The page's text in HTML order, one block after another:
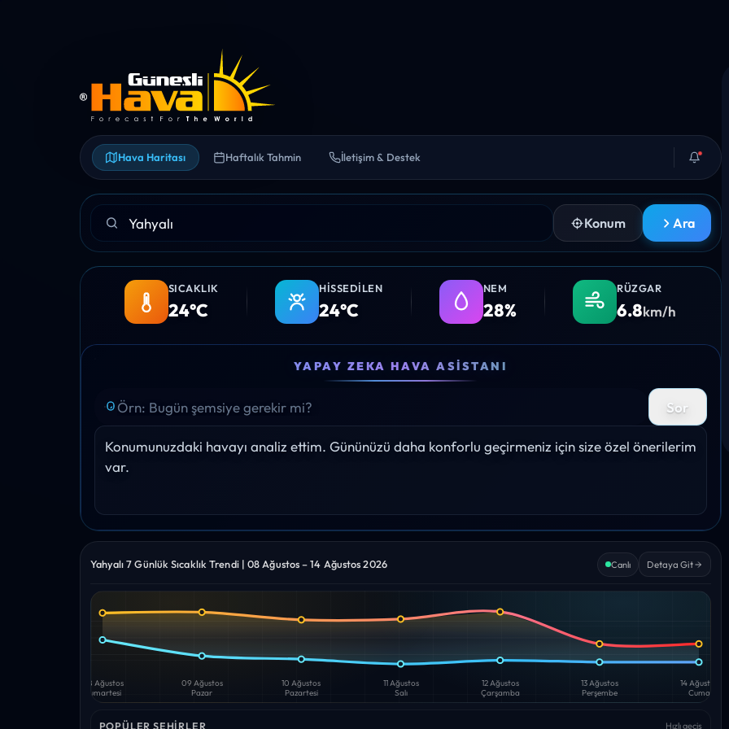
Hava Haritası Haftalık Tahmin İletişim & Destek
Konum Ara
SICAKLIK
24°C
HISSEDILEN
24°C
NEM
28%
RÜZGAR
6.8km/h
YAPAY ZEKA HAVA ASISTANI
Sor
Konumunuzdaki havayı analiz ettim. Gününüzü daha konforlu geçirmeniz için size özel önerilerim
var.
Yahyalı 7 Günlük Sıcaklık Trendi | 08 Ağustos – 14 Ağustos 2026 Canlı Detaya Git
08 Ağustos
Cumartesi
09 Ağustos
Pazar
10 Ağustos
Pazartesi
11 Ağustos
Salı
12 Ağustos
Çarşamba
13 Ağustos
Perşembe
14 Ağustos
Cuma
POPÜLER ŞEHIRLER Hızlı geçiş
04:00
18°
05:00
Yağış: 0%
06:00
Yağış: 0%
07:00 08:00 09:00 10:00 11:00
26°
Yağış: 0%
12:00
Yağış: 0%